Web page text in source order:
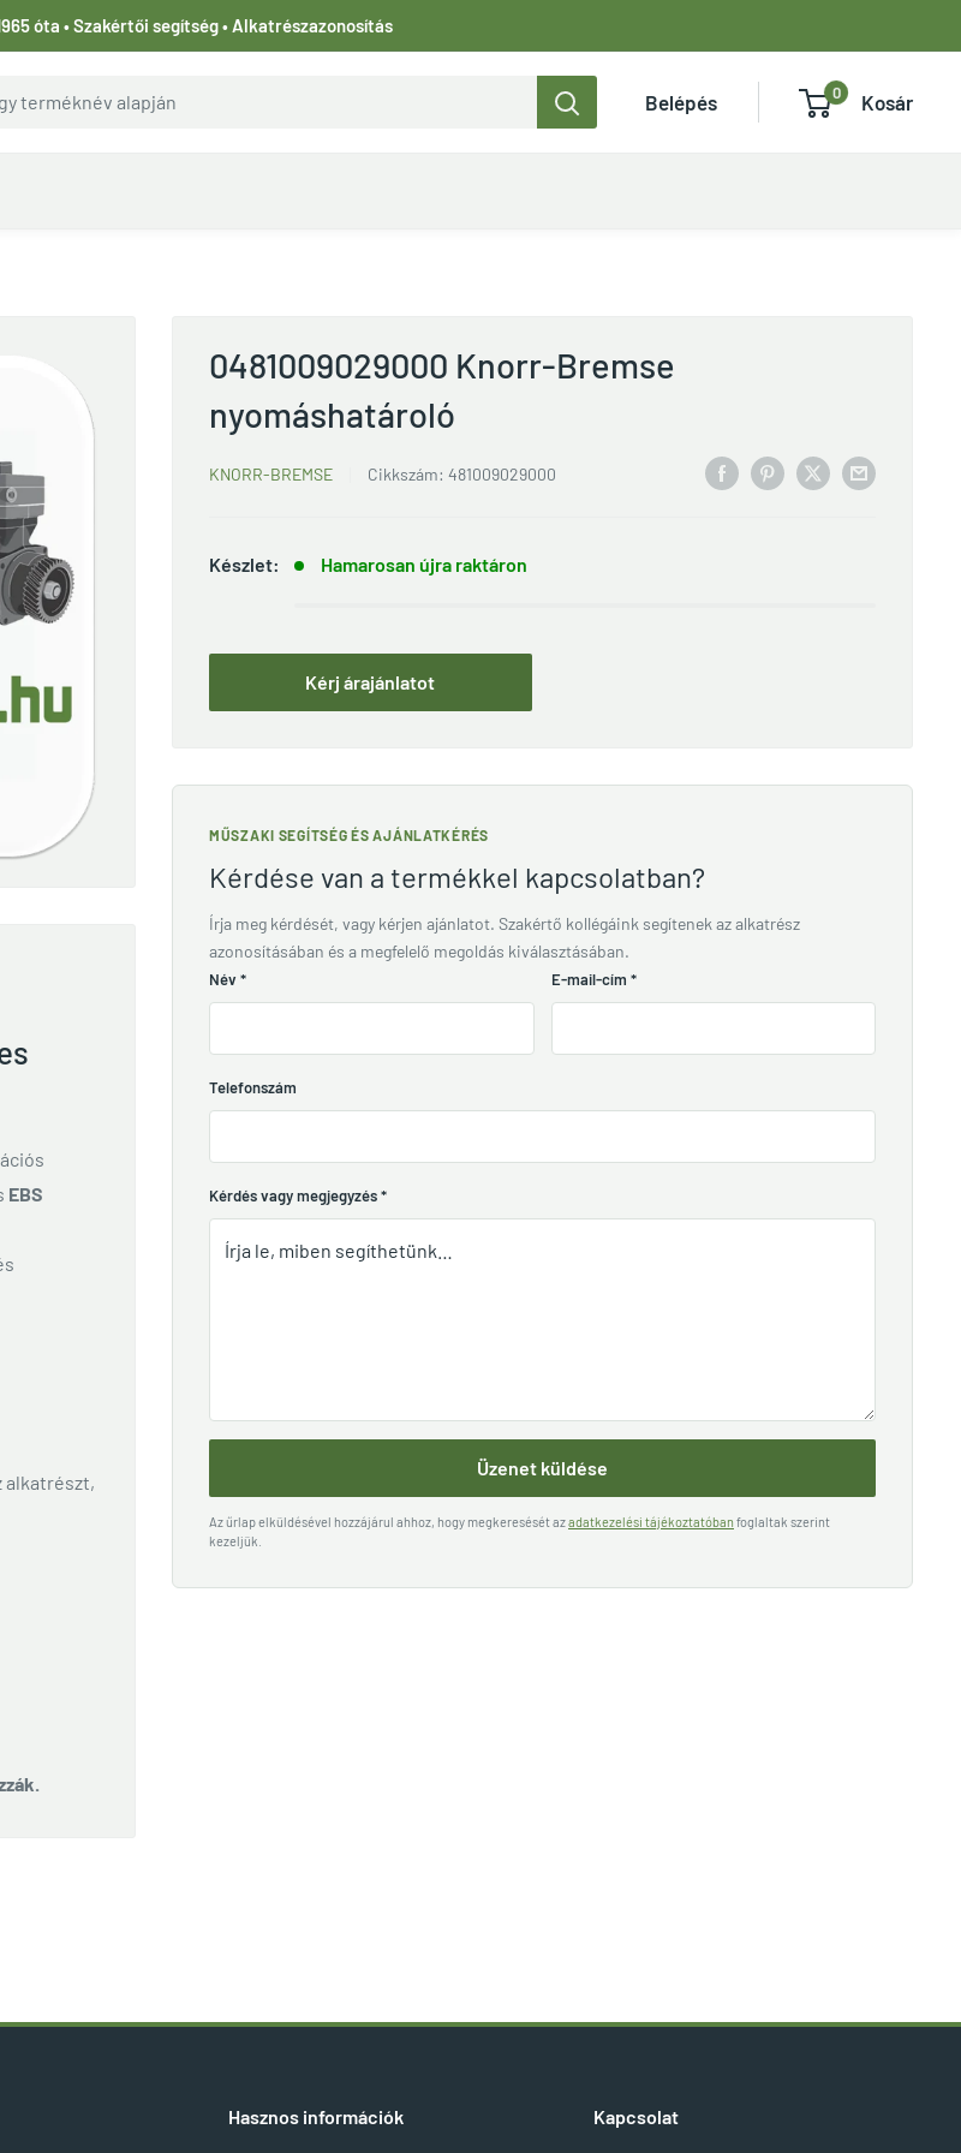
óta • Szakértői segítség • Alkatrészazonosítás
Belépés 0 Kosár
0481009029000 Knorr-Bremse
nyomáshatároló
KNORR-BREMSE Cikkszám: 481009029000
Készlet: Hamarosan újra raktáron
Kérj árajánlatot
MŰSZAKI SEGÍTSÉG ÉS AJÁNLATKÉRÉS
Kérdése van a termékkel kapcsolatban?
Írja meg kérdését, vagy kérjen ajánlatot. Szakértő kollégáink segítenek az alkatrész
azonosításában és a megfelelő megoldás kiválasztásában.
Név * E-mail-cím *
Telefonszám
Kérdés vagy megjegyzés*
Üzenet küldése
Az űrlap elküldésével hozzájárul ahhoz, hogy megkeresését azadatkezelési tájékoztatóban foglaltak szerint
kezeljük.
EBS
alkatrészt,
Hasznos információk Kapcsolat